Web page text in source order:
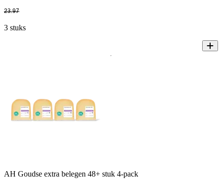
23.97
3 stuks
AH Goudse extra belegen 48+ stuk 4-pack